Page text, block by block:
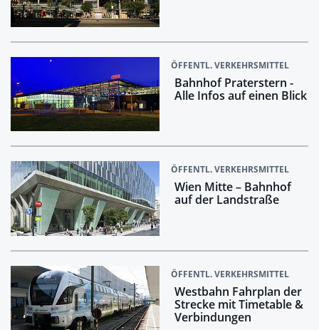
ÖFFENTL. VERKEHRSMITTEL
Bahnhof Praterstern -
Alle Infos auf einen Blick
ÖFFENTL. VERKEHRSMITTEL
Wien Mitte – Bahnhof
auf der Landstraße
ÖFFENTL. VERKEHRSMITTEL
Westbahn Fahrplan der
Strecke mit Timetable &
Verbindungen